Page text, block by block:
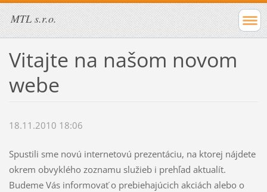
MTL s.r.o.
Vitajte na našom novom
webe
18.11.2010 18:06
Spustili sme novú internetovú prezentáciu, na ktorej nájdete
okrem obvyklého zoznamu služieb i prehľad aktualít.
Budeme Vás informovať o prebiehajúcich akciách alebo o